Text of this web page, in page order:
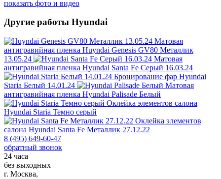
показать фото и видео
Другие работы Hyundai
Матовая
антигравийная пленка Huyndai Genesis GV80 Металлик
13.05.24
Матовая
антигравийная пленка Hyundai Santa Fe Серый 16.03.24
Бронирование фар Hyundai
Staria Белый 14.01.24
Матовая
антигравийная пленка Hyundai Palisade Белый
Оклейка элементов салона
Hyundai Staria Темно серый
Оклейка элементов
салона Hyundai Santa Fe Металлик 27.12.22
8 (495) 649-60-47
обратный звонок
24 часа
без выходных
г. Москва,